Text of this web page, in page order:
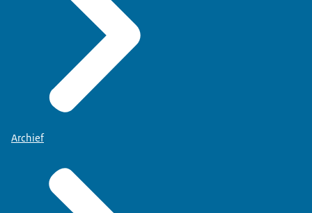
Archief